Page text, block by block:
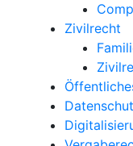
Zivilrecht